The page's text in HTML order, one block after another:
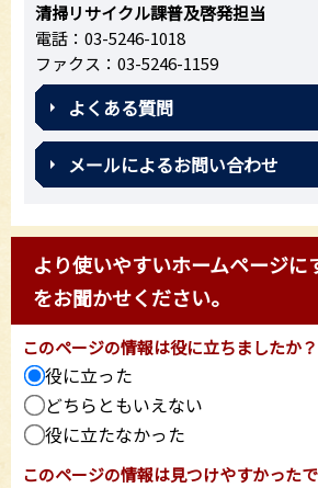
清掃リサイクル課普及啓発担当
電話：03-5246-1018
ファクス：03-5246-1159
よくある質問
メールによるお問い合わせ
より使いやすいホームページに
をお聞かせください。
このページの情報は役に立ちましたか？
役に立った
どちらともいえない
役に立たなかった
このページの情報は見つけやすかった